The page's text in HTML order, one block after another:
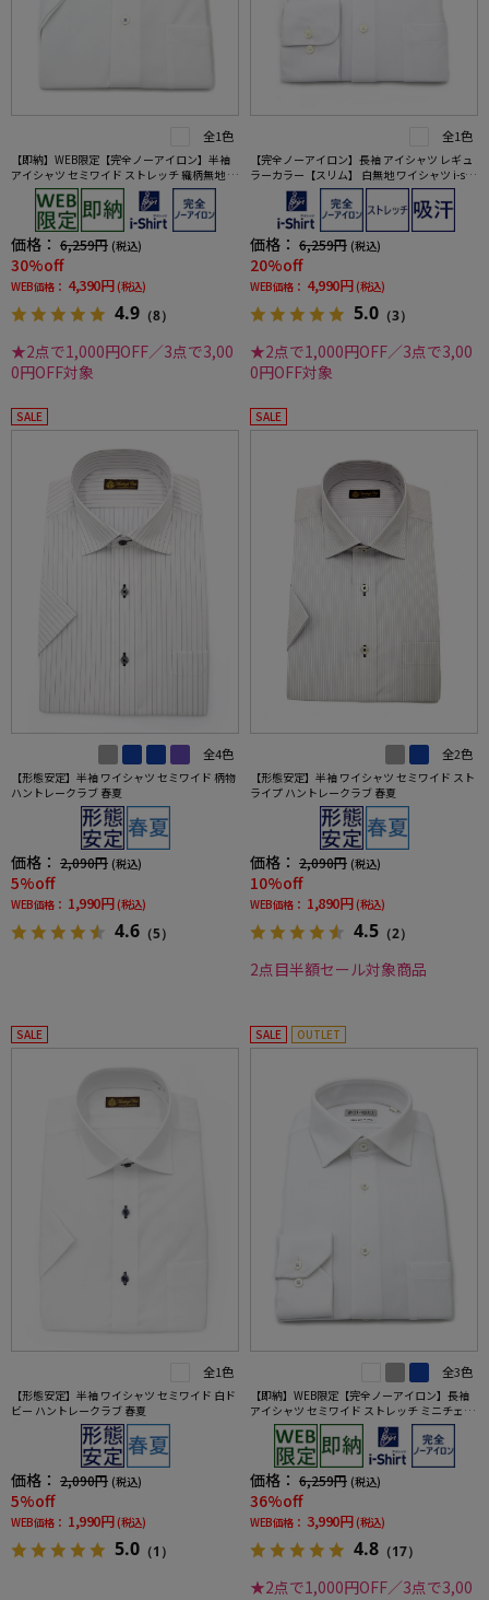
全1色
【即納】WEB限定【完全ノーアイロン】半袖
アイシャツ セミワイド ストレッチ 織柄無地 i-s
hirt ワイシャツ 春夏
価格： 6,259円 (税込)
30%off
WEB価格： 4,390円 (税込)
4.9 （8）
★2点で1,000円OFF／3点で3,00
0円OFF対象
全1色
【完全ノーアイロン】長袖 アイシャツ レギュ
ラーカラー【スリム】 白無地 ワイシャツ i-shi
rt 通年【冠婚葬祭/リクルート使用可】
価格： 6,259円 (税込)
20%off
WEB価格： 4,990円 (税込)
5.0 （3）
★2点で1,000円OFF／3点で3,00
0円OFF対象
SALE
全4色
【形態安定】半袖 ワイシャツ セミワイド 柄物
ハントレークラブ 春夏
価格： 2,090円 (税込)
5%off
WEB価格： 1,990円 (税込)
4.6 （5）
SALE
全2色
【形態安定】半袖 ワイシャツ セミワイド スト
ライプ ハントレークラブ 春夏
価格： 2,090円 (税込)
10%off
WEB価格： 1,890円 (税込)
4.5 （2）
2点目半額セール対象商品
SALE
全1色
【形態安定】半袖 ワイシャツ セミワイド 白ド
ビー ハントレークラブ 春夏
価格： 2,090円 (税込)
5%off
WEB価格： 1,990円 (税込)
5.0 （1）
SALE OUTLET
全3色
【即納】WEB限定【完全ノーアイロン】長袖
アイシャツ セミワイド ストレッチ ミニチェッ
ク柄 i-shirt ワイシャツ 通年
価格： 6,259円 (税込)
36%off
WEB価格： 3,990円 (税込)
4.8 （17）
★2点で1,000円OFF／3点で3,00